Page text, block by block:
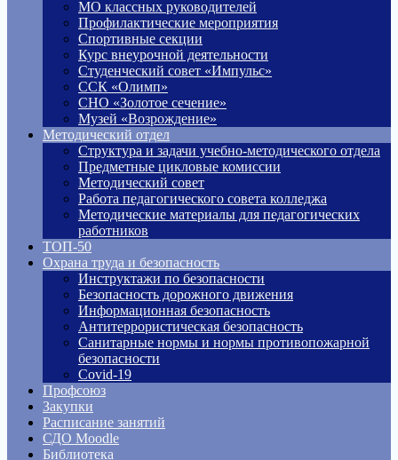
МО классных руководителей
Профилактические мероприятия
Спортивные секции
Курс внеурочной деятельности
Студенческий совет «Импульс»
ССК «Олимп»
СНО «Золотое сечение»
Музей «Возрождение»
Методический отдел
Структура и задачи учебно-методического отдела
Предметные цикловые комиссии
Методический совет
Работа педагогического совета колледжа
Методические материалы для педагогических
работников
ТОП-50
Охрана труда и безопасность
Инструктажи по безопасности
Безопасность дорожного движения
Информационная безопасность
Антитеррористическая безопасность
Санитарные нормы и нормы противопожарной
безопасности
Covid-19
Профсоюз
Закупки
Расписание занятий
СДО Moodle
Библиотека